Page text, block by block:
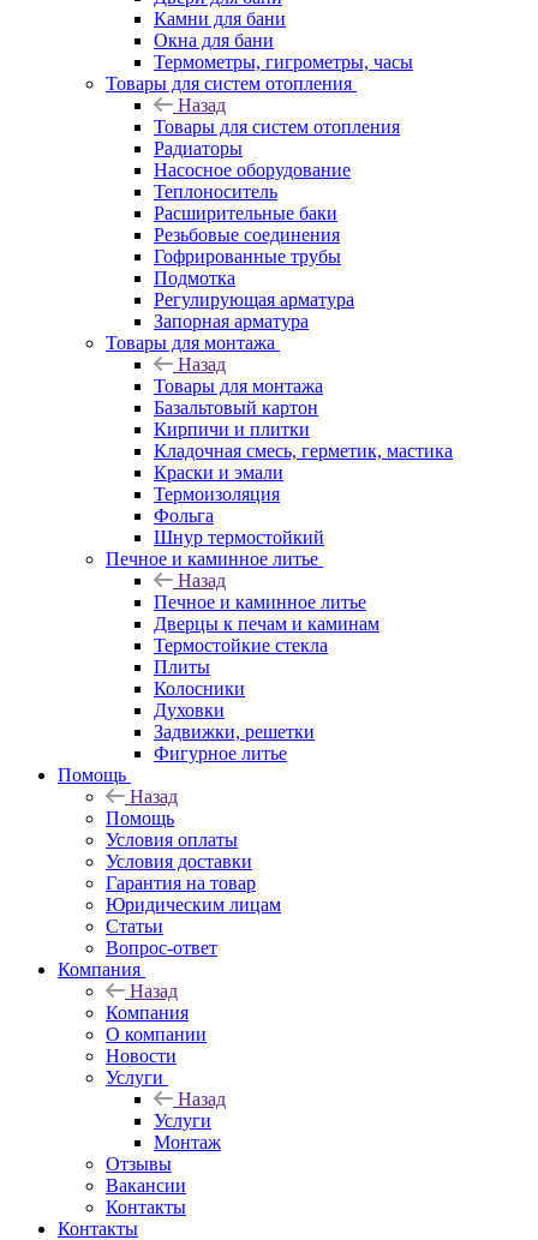
Камни для бани
Окна для бани
Термометры, гигрометры, часы
Товары для систем отопления
Назад
Товары для систем отопления
Радиаторы
Насосное оборудование
Теплоноситель
Расширительные баки
Резьбовые соединения
Гофрированные трубы
Подмотка
Регулирующая арматура
Запорная арматура
Товары для монтажа
Назад
Товары для монтажа
Базальтовый картон
Кирпичи и плитки
Кладочная смесь, герметик, мастика
Краски и эмали
Термоизоляция
Фольга
Шнур термостойкий
Печное и каминное литье
Назад
Печное и каминное литье
Дверцы к печам и каминам
Термостойкие стекла
Плиты
Колосники
Духовки
Задвижки, решетки
Фигурное литье
Помощь
Назад
Помощь
Условия оплаты
Условия доставки
Гарантия на товар
Юридическим лицам
Статьи
Вопрос-ответ
Компания
Назад
Компания
О компании
Новости
Услуги
Назад
Услуги
Монтаж
Отзывы
Вакансии
Контакты
Контакты